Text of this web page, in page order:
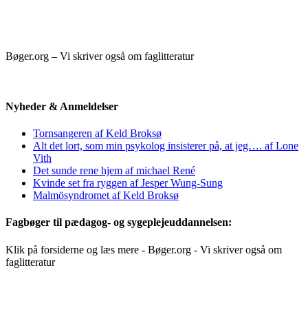
Bøger.org – Vi skriver også om faglitteratur
Nyheder & Anmeldelser
Tornsangeren af Keld Broksø
Alt det lort, som min psykolog insisterer på, at jeg…. af Lone
Vith
Det sunde rene hjem af michael René
Kvinde set fra ryggen af Jesper Wung-Sung
Malmösyndromet af Keld Broksø
Fagbøger til pædagog- og sygeplejeuddannelsen:
Klik på forsiderne og læs mere - Bøger.org - Vi skriver også om
faglitteratur